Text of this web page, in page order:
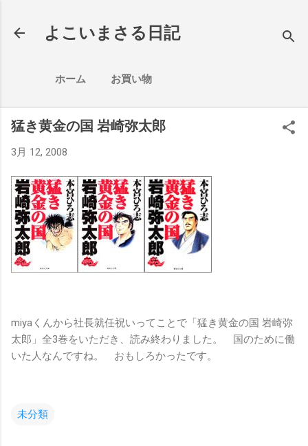
よこいまさる日記
ホーム お買い物
猛き黄金の国 岩崎弥太郎
3月 12, 2008
miyaくんから社長就任祝いってことで「猛き黄金の国 岩崎弥
太郎」全3巻をいただき、読み終わりました。 国のために働
いた人なんですね。 おもしろかったです。
未分類